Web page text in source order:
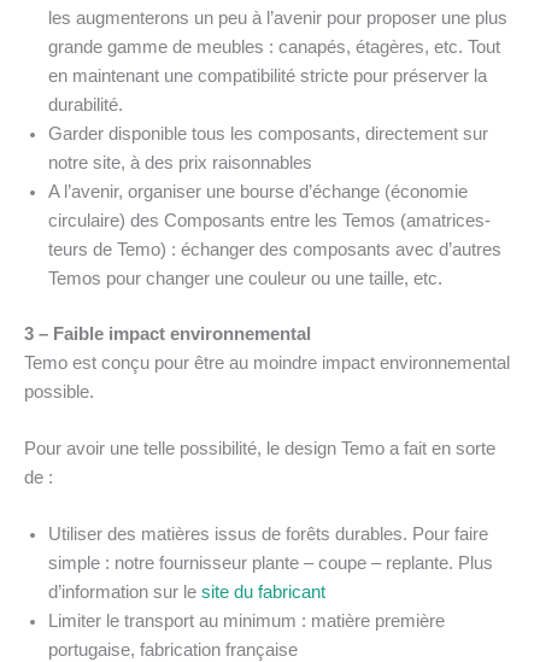
les augmenterons un peu à l’avenir pour proposer une plus
grande gamme de meubles : canapés, étagères, etc. Tout
en maintenant une compatibilité stricte pour préserver la
durabilité.
Garder disponible tous les composants, directement sur
notre site, à des prix raisonnables
A l’avenir, organiser une bourse d’échange (économie
circulaire) des Composants entre les Temos (amatrices-
teurs de Temo) : échanger des composants avec d’autres
Temos pour changer une couleur ou une taille, etc.
3 – Faible impact environnemental
Temo est conçu pour être au moindre impact environnemental
possible.
Pour avoir une telle possibilité, le design Temo a fait en sorte
de :
Utiliser des matières issus de forêts durables. Pour faire
simple : notre fournisseur plante – coupe – replante. Plus
d’information sur le site du fabricant
Limiter le transport au minimum : matière première
portugaise, fabrication française